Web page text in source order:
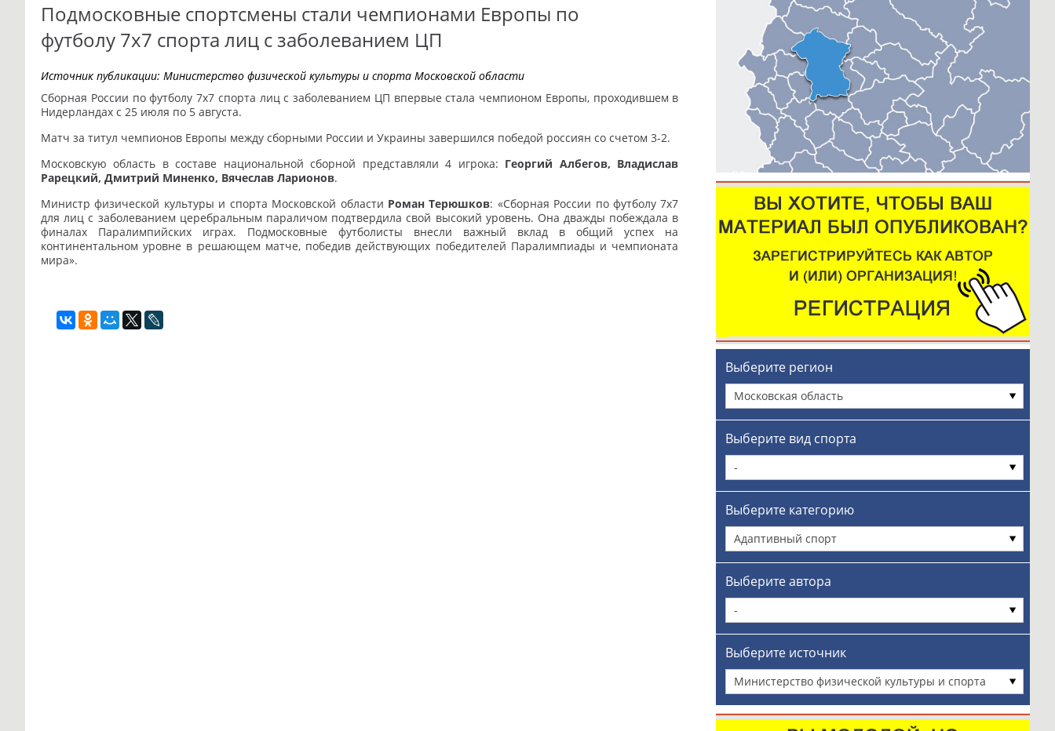
Подмосковные спортсмены стали чемпионами Европы по
футболу 7х7 спорта лиц с заболеванием ЦП
Источник публикации: Министерство физической культуры и спорта Московской области
Сборная России по футболу 7х7 спорта лиц с заболеванием ЦП впервые стала чемпионом Европы, проходившем в
Нидерландах с 25 июля по 5 августа.
Матч за титул чемпионов Европы между сборными России и Украины завершился победой россиян со счетом 3-2.
Московскую область в составе национальной сборной представляли 4 игрока: Георгий Албегов, Владислав
Рарецкий, Дмитрий Миненко, Вячеслав Ларионов.
Министр физической культуры и спорта Московской области Роман Терюшков: «Сборная России по футболу 7х7
для лиц с заболеванием церебральным параличом подтвердила свой высокий уровень. Она дважды побеждала в
финалах Паралимпийских играх. Подмосковные футболисты внесли важный вклад в общий успех на
континентальном уровне в решающем матче, победив действующих победителей Паралимпиады и чемпионата
мира».
Выберите регион
Московская область
Выберите вид спорта
-
Выберите категорию
Адаптивный спорт
Выберите автора
-
Выберите источник
Министерство физической культуры и спорта
Московской области